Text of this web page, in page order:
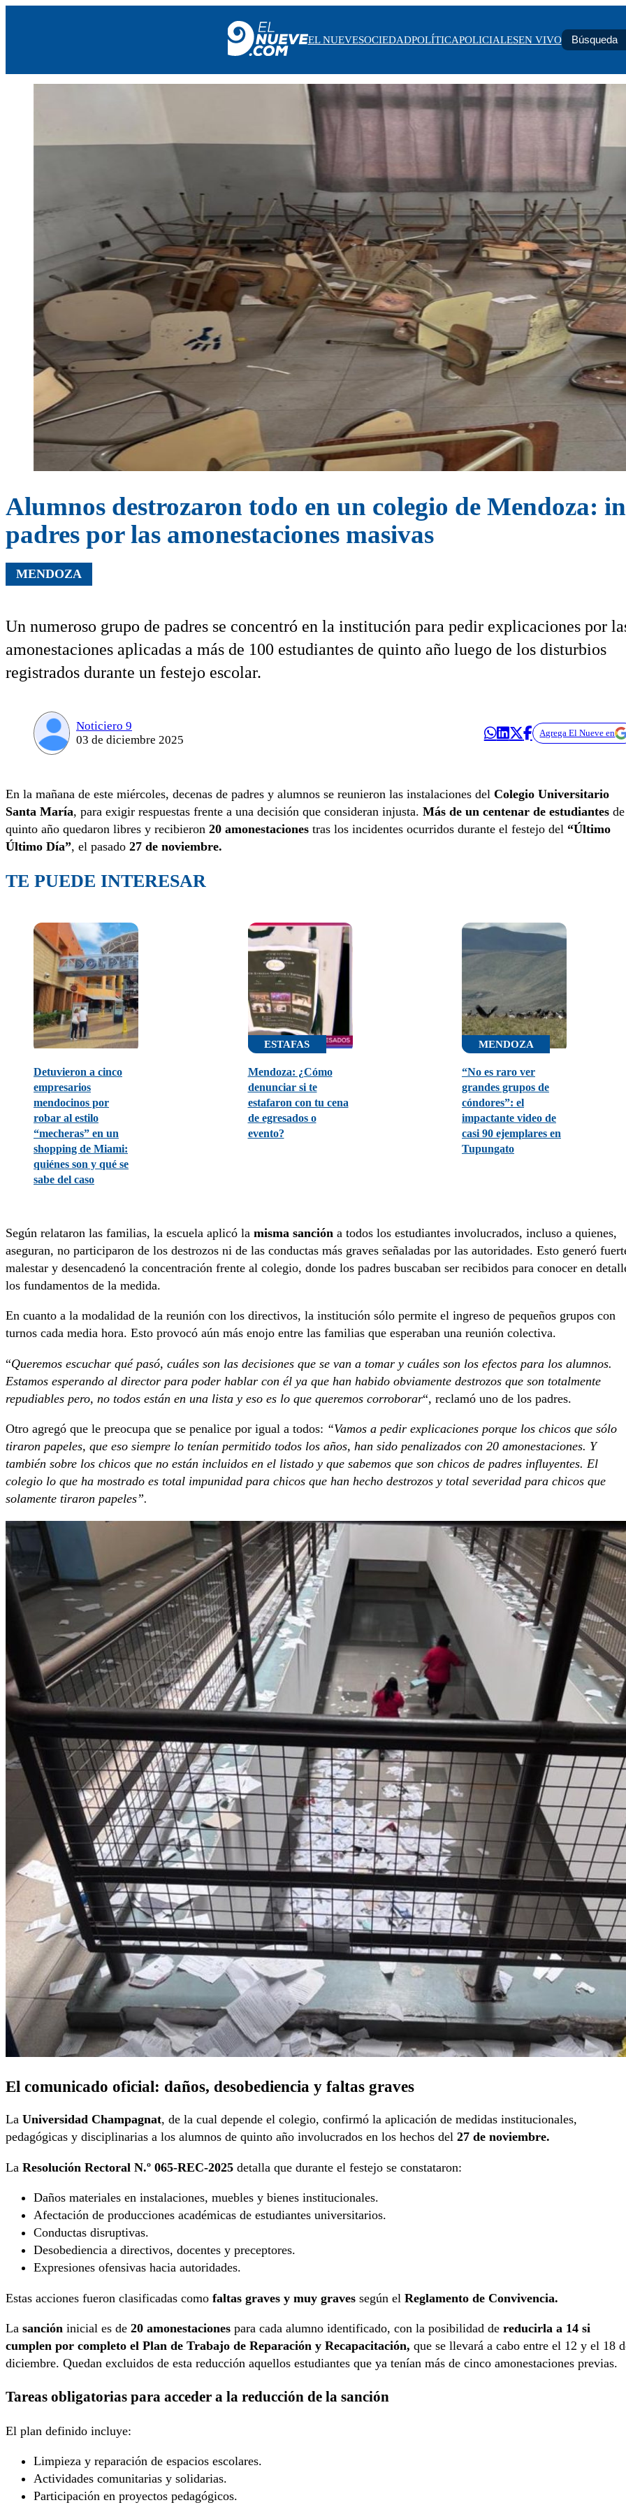
EL NUEVESOCIEDADPOLÍTICAPOLICIALESEN VIVO
Alumnos destrozaron todo en un colegio de Mendoza:
padres por las amonestaciones masivas
MENDOZA
Un numeroso grupo de padres se concentró en la institución para pedir explicaciones por
amonestaciones aplicadas a más de 100 estudiantes de quinto año luego de los disturbios
registrados durante un festejo escolar.
Noticiero 9
03 de diciembre 2025
Agrega El Nueve en
En la mañana de este miércoles, decenas de padres y alumnos se reunieron las instalaciones del Colegio Universitario
Santa María, para exigir respuestas frente a una decisión que consideran injusta. Más de un centenar de estudiantes de
quinto año quedaron libres y recibieron 20 amonestaciones tras los incidentes ocurridos durante el festejo del “Último
Último Día”, el pasado 27 de noviembre.
TE PUEDE INTERESAR
Detuvieron a cinco
empresarios
mendocinos por
robar al estilo
“mecheras” en un
shopping de Miami:
quiénes son y qué se
sabe del caso
ESTAFAS
Mendoza: ¿Cómo
denunciar si te
estafaron con tu cena
de egresados o
evento?
MENDOZA
“No es raro ver
grandes grupos de
cóndores”: el
impactante video de
casi 90 ejemplares en
Tupungato
Según relataron las familias, la escuela aplicó la misma sanción a todos los estudiantes involucrados, incluso a quienes,
aseguran, no participaron de los destrozos ni de las conductas más graves señaladas por las autoridades. Esto generó
malestar y desencadenó la concentración frente al colegio, donde los padres buscaban ser recibidos para conocer en
los fundamentos de la medida.
En cuanto a la modalidad de la reunión con los directivos, la institución sólo permite el ingreso de pequeños grupos con
turnos cada media hora. Esto provocó aún más enojo entre las familias que esperaban una reunión colectiva.
“Queremos escuchar qué pasó, cuáles son las decisiones que se van a tomar y cuáles son los efectos para los alumnos.
Estamos esperando al director para poder hablar con él ya que han habido obviamente destrozos que son totalmente
repudiables pero, no todos están en una lista y eso es lo que queremos corroborar“, reclamó uno de los padres.
Otro agregó que le preocupa que se penalice por igual a todos: “Vamos a pedir explicaciones porque los chicos que sólo
tiraron papeles, que eso siempre lo tenían permitido todos los años, han sido penalizados con 20 amonestaciones. Y
también sobre los chicos que no están incluidos en el listado y que sabemos que son chicos de padres influyentes. El
colegio lo que ha mostrado es total impunidad para chicos que han hecho destrozos y total severidad para chicos que
solamente tiraron papeles”.
El comunicado oficial: daños, desobediencia y faltas graves
La Universidad Champagnat, de la cual depende el colegio, confirmó la aplicación de medidas institucionales,
pedagógicas y disciplinarias a los alumnos de quinto año involucrados en los hechos del 27 de noviembre.
La Resolución Rectoral N.º 065-REC-2025 detalla que durante el festejo se constataron:
Daños materiales en instalaciones, muebles y bienes institucionales.
Afectación de producciones académicas de estudiantes universitarios.
Conductas disruptivas.
Desobediencia a directivos, docentes y preceptores.
Expresiones ofensivas hacia autoridades.
Estas acciones fueron clasificadas como faltas graves y muy graves según el Reglamento de Convivencia.
La sanción inicial es de 20 amonestaciones para cada alumno identificado, con la posibilidad de reducirla a 14 si
cumplen por completo el Plan de Trabajo de Reparación y Recapacitación, que se llevará a cabo entre el 12 y el 18
diciembre. Quedan excluidos de esta reducción aquellos estudiantes que ya tenían más de cinco amonestaciones previas.
Tareas obligatorias para acceder a la reducción de la sanción
El plan definido incluye:
Limpieza y reparación de espacios escolares.
Actividades comunitarias y solidarias.
Participación en proyectos pedagógicos.